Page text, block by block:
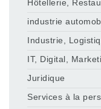
Hôtellerie,
industrie
Industrie,
IT, Digital,
Juridique
Services à la